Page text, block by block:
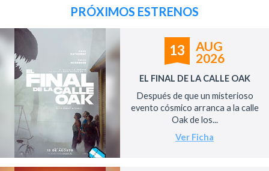
PRÓXIMOS ESTRENOS
13
AUG
2026
EL FINAL DE LA CALLE OAK
Después de que un misterioso
evento cósmico arranca a la calle
Oak de los...
Ver Ficha